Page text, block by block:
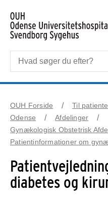
OUH Forside
Til
Odense
Afdelinger
Gynækologisk Obstetrisk
Patientinformationer om
diabetes og